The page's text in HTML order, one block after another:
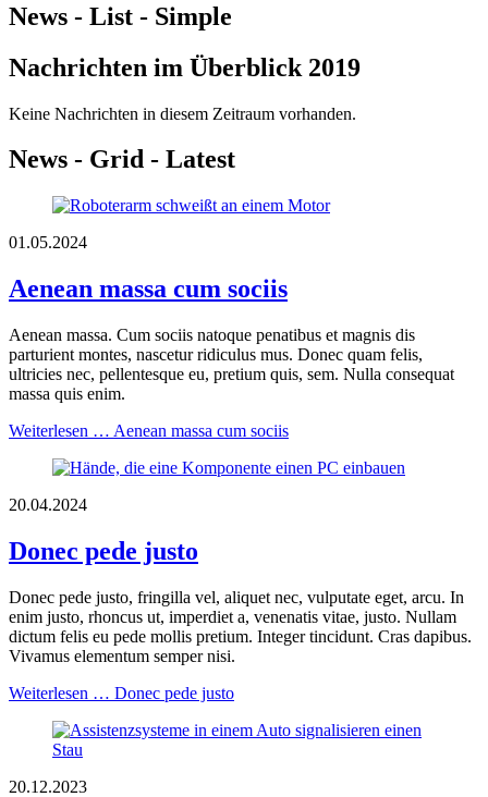
News - List - Simple
Nachrichten im Überblick 2019
Keine Nachrichten in diesem Zeitraum vorhanden.
News - Grid - Latest
01.05.2024
Aenean massa cum sociis
Aenean massa. Cum sociis natoque penatibus et magnis dis
parturient montes, nascetur ridiculus mus. Donec quam felis,
ultricies nec, pellentesque eu, pretium quis, sem. Nulla consequat
massa quis enim.
Weiterlesen … Aenean massa cum sociis
20.04.2024
Donec pede justo
Donec pede justo, fringilla vel, aliquet nec, vulputate eget, arcu. In
enim justo, rhoncus ut, imperdiet a, venenatis vitae, justo. Nullam
dictum felis eu pede mollis pretium. Integer tincidunt. Cras dapibus.
Vivamus elementum semper nisi.
Weiterlesen … Donec pede justo
20.12.2023